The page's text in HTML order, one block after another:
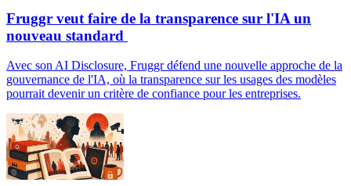
Fruggr veut faire de la transparence sur l'IA un
nouveau standard
Avec son AI Disclosure, Fruggr défend une nouvelle approche de la
gouvernance de l'IA, où la transparence sur les usages des modèles
pourrait devenir un critère de confiance pour les entreprises.